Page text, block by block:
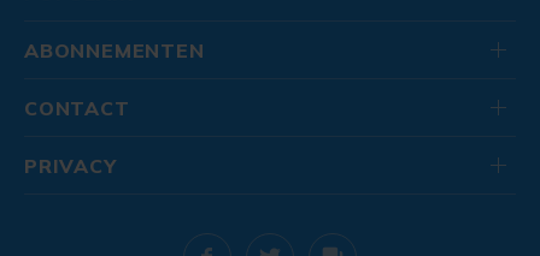
ABONNEMENTEN
CONTACT
PRIVACY